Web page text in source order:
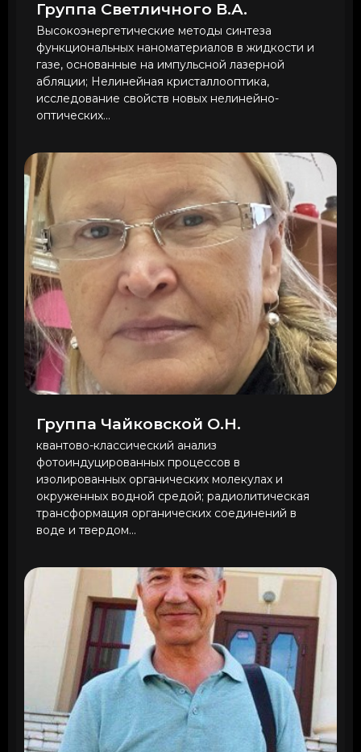
Группа Светличного В.А.
Высокоэнергетические методы синтеза
функциональных наноматериалов в жидкости и
газе, основанные на импульсной лазерной
абляции; Нелинейная кристаллооптика,
исследование свойств новых нелинейно-
оптических...
Группа Чайковской О.Н.
квантово-классический анализ
фотоиндуцированных процессов в
изолированных органических молекулах и
окруженных водной средой; радиолитическая
трансформация органических соединений в
воде и твердом...